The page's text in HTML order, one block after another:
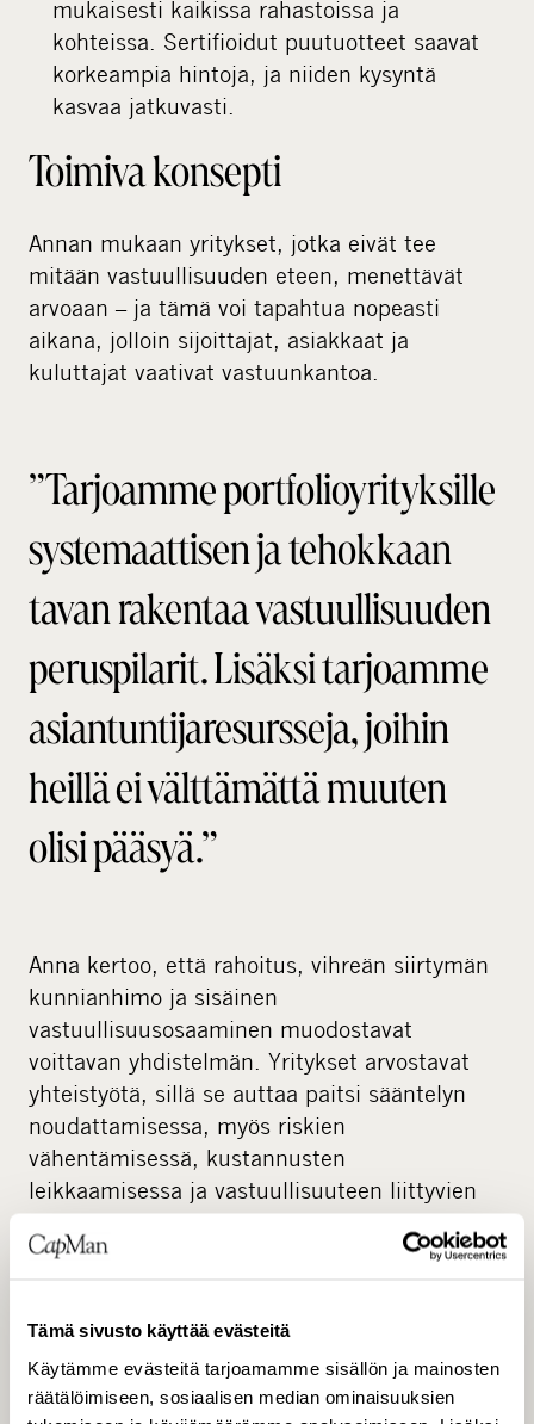
Tämä sivusto käyttää evästeitä
Käytämme evästeitä tarjoamamme sisällön ja mainosten
räätälöimiseen, sosiaalisen median ominaisuuksien
mukaisesti kaikissa rahastoissa ja
kohteissa. Sertifioidut puutuotteet saavat
korkeampia hintoja, ja niiden kysyntä
kasvaa jatkuvasti.
Toimiva konsepti
Annan mukaan yritykset, jotka eivät tee
mitään vastuullisuuden eteen, menettävät
arvoaan – ja tämä voi tapahtua nopeasti
aikana, jolloin sijoittajat, asiakkaat ja
kuluttajat vaativat vastuunkantoa.
”Tarjoamme portfolioyrityksille
systemaattisen ja tehokkaan
tavan rakentaa vastuullisuuden
peruspilarit. Lisäksi tarjoamme
asiantuntijaresursseja, joihin
heillä ei välttämättä muuten
olisi pääsyä.”
Anna kertoo, että rahoitus, vihreän siirtymän
kunnianhimo ja sisäinen
vastuullisuusosaaminen muodostavat
voittavan yhdistelmän. Yritykset arvostavat
yhteistyötä, sillä se auttaa paitsi sääntelyn
noudattamisessa, myös riskien
vähentämisessä, kustannusten
leikkaamisessa ja vastuullisuuteen liittyvien
kasvumahdollisuuksien hyödyntämisessä.
myös inspiroi uudenlaista ajattelua,
innovatiivisia tapoja löytää mahdollisuuksia ja
luoda tuottoa nopeasti muuttuvassa